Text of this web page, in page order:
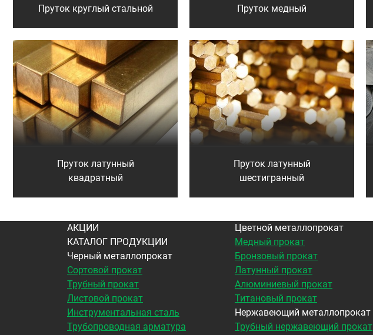
Пруток круглый стальной Пруток медный
Пруток латунный
квадратный
Пруток латунный
шестигранный
АКЦИИ
КАТАЛОГ ПРОДУКЦИИ
Черный металлопрокат
Сортовой прокат
Трубный прокат
Листовой прокат
Инструментальная сталь
Трубопроводная арматура
Цветной металлопрокат
Медный прокат
Бронзовый прокат
Латунный прокат
Алюминиевый прокат
Титановый прокат
Нержавеющий металлопрокат
Трубный нержавеющий прокат